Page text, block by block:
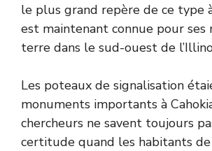
le plus grand repère de ce type
est maintenant connue pour ses
terre dans le sud-ouest de
Les poteaux de signalisation
monuments importants à
chercheurs ne savent toujours
certitude quand les habitants de